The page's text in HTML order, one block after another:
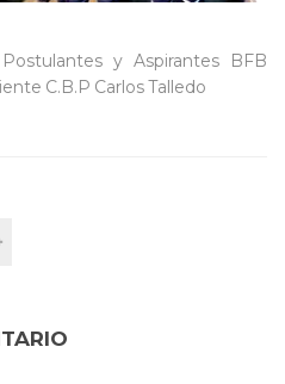
y Aspirantes BFB
C.B.P Carlos Talledo